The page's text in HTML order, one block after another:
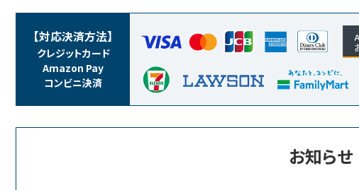
【対応決済方法】
クレジットカード
Amazon Pay
コンビニ決済
お知ら